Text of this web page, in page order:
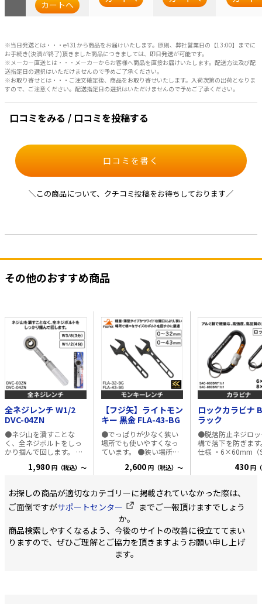
カートへ
※当日発送とは・・・e431から商品をお届けいたします。原則、弊社営業日の【13:00】までに
お手続き(決済が終了)頂きました商品につきましては、即日発送が可能です。
※メーカー直送とは・・・メーカーからお客様へ商品を直接お届けいたします。配送方法及び配
送指定日の選択はいただけませんので予めご了承ください。
※お取り寄せとは・・・ご注文確定後、商品をお取り寄せいたします。入荷次第の出荷となりま
すので、ご注意ください。配送指定日の選択はいただけませんので予めご了承ください。
口コミをみる / 口コミを投稿する
口コミを書く
＼この商品について、クチコミ投稿をお待ちしております／
その他のおすすめ商品
全ネジレンチ W1/2
DVC-04ZN
●ネジ山を潰すことな
く、全ネジボルトをしっ
かり掴んで回します。 ●
どの全ネジ・寸切り・吊
レンチを抜き差しせずに
両回転回すことができま
す。 ●ハンドルを曲げて
作業が可能です。 ■仕様
・サイズ：W3／8（3分）
全ネジ・寸切りボルト
1,980 円（税込）～
【フジ矢】ライトモン
キー 黒金 FLA-43-BG
●でっぱりが少なく狭い
場所でも使いやすくなっ
ています。 ●狭い場所な
ト・ナットの締結。 ●ボ
●出っぱりが少なく狭い
箇所でも使いやすいで
す。 ●最後まで閉まるの
で、小さいものも力強く
キャッチ出来ます。 ●目
盛り付です。 ■仕様 ・全
長：205mm（FLA-32-
BG）、256mm（FLA-43-
2,600 円（税込）～
ロックカラビナ
ラック
●脱落防止ネジロ
構で落下を防ぎます
仕様 ・6×60mm（
8×80mm（SAC-
注意事項 ・本品は
工具などをつりさ
ので、登山用では
変形した場合には
ないでください。
具、リベット、溶
430 円
お探しの商品が適切なカテゴリーに掲載されていなかった際は、
ご面倒ですがサポートセンター
までご一報頂けますでしょう
か。
商品検索しやすくなるよう、今後のサイトの改善に役立ててまい
りますので、ぜひご理解とご協力を頂きますようお願い申し上げ
ます。